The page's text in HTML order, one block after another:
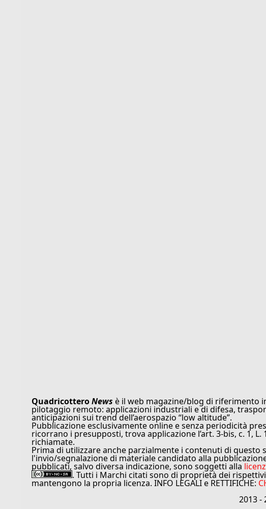
QuadricotteroNews è il web magazine/blog di riferimento
pilotaggio remoto: applicazioni industriali e di difesa,
anticipazioni sui trend dell’aerospazio “low altitude”.
Pubblicazione esclusivamente online e senza periodicità
ricorrano i presupposti, trova applicazione l’art. 3-bis, c. 1,
richiamate.
Prima di utilizzare anche parzialmente i contenuti di questo
l'invio/segnalazione di materiale candidato alla
pubblicati, salvo diversa indicazione, sono soggetti alla
. Tutti i Marchi citati sono di proprietà dei
mantengono la propria licenza. INFO LEGALI e RETTIFICHE:
2013 -